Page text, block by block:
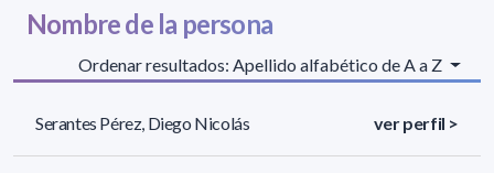
Nombre de la persona
Ordenar resultados: Apellido alfabético de A a Z
Serantes Pérez, Diego Nicolás ver perfil >